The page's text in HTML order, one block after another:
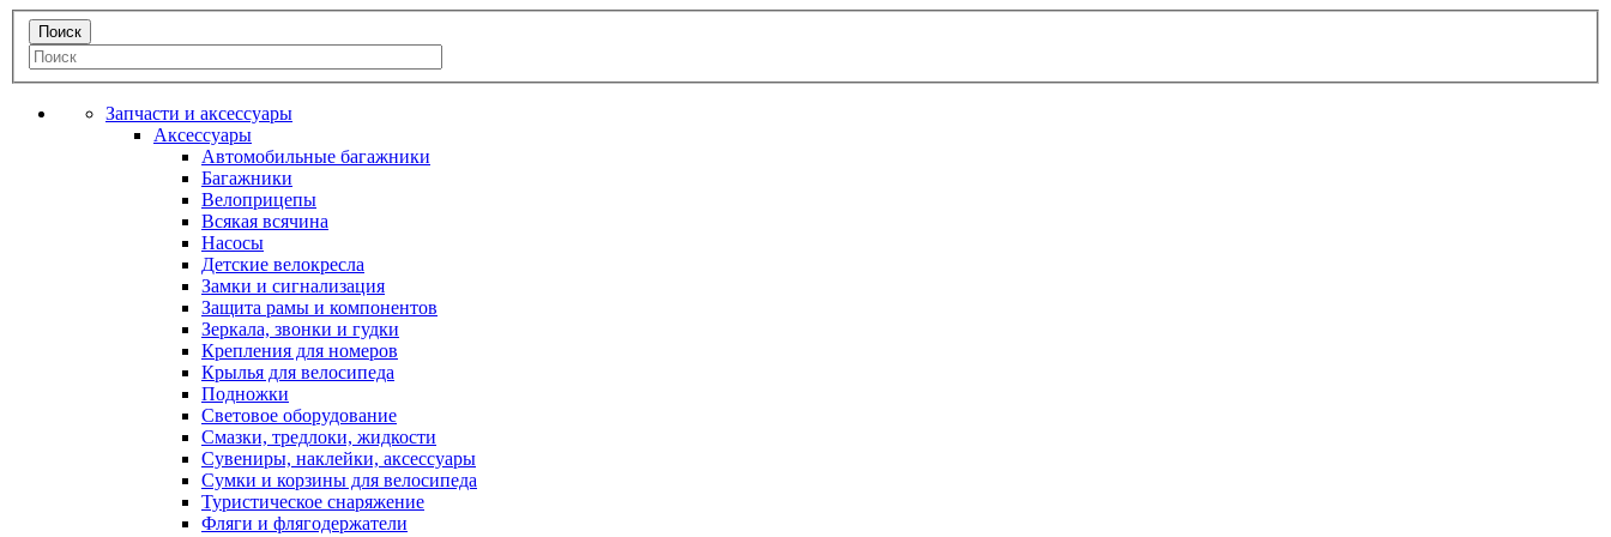
Запчасти и аксессуары
Аксессуары
Автомобильные багажники
Багажники
Велоприцепы
Всякая всячина
Насосы
Детские велокресла
Замки и сигнализация
Защита рамы и компонентов
Зеркала, звонки и гудки
Крепления для номеров
Крылья для велосипеда
Подножки
Световое оборудование
Смазки, тредлоки, жидкости
Сувениры, наклейки, аксессуары
Сумки и корзины для велосипеда
Туристическое снаряжение
Фляги и флягодержатели